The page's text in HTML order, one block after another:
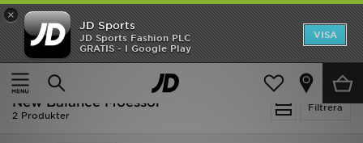
×
JD Sports
JD Sports Fashion PLC
GRATIS - I Google Play
VISA
Ny termin, ny stil Essentials för skolstarten
Hem
New Balance Moessor
Filtrera
New Balance Moessor
2 Produkter
Hem
Rea
Nyheter